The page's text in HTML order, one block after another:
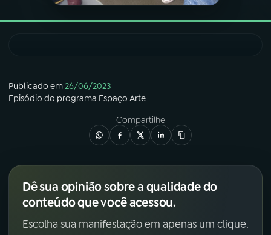
YouTube Facebook
TikTok
Publicado em26/06/2023
Episódio do programa Espaço Arte
Compartilhe
Dê sua opinião sobre a qualidade do
conteúdo que você acessou.
Escolha sua manifestação em apenas um clique.